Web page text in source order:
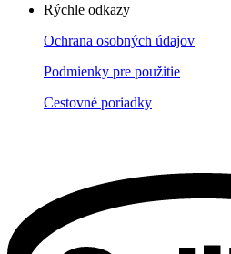
Rýchle odkazy
Ochrana osobných údajov
Podmienky pre použitie
Cestovné poriadky